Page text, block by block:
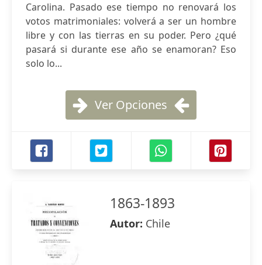
Carolina. Pasado ese tiempo no renovará los
votos matrimoniales: volverá a ser un hombre
libre y con las tierras en su poder. Pero ¿qué
pasará si durante ese año se enamoran? Eso
solo lo...
Ver Opciones
1863-1893
Autor: Chile